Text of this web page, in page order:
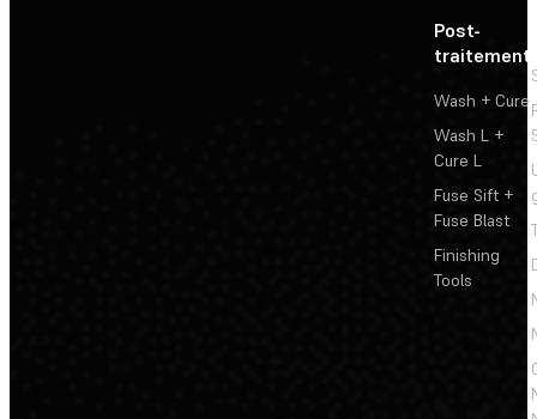
Post-
traitement
Wash + Cure
Wash L +
Cure L
Fuse Sift +
Fuse Blast
Finishing
Tools